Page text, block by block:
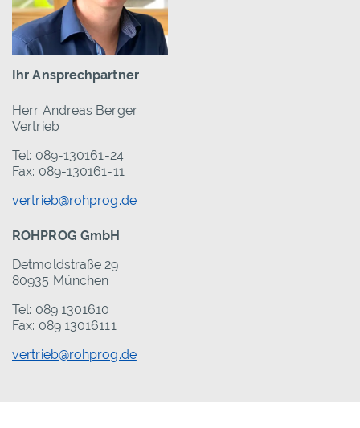
Ihr Ansprechpartner
Herr Andreas Berger
Vertrieb
Tel: 089-130161-24
Fax: 089-130161-11
vertrieb@rohprog.de
ROHPROG GmbH
Detmoldstraße 29
80935 München
Tel: 089 1301610
Fax: 089 13016111
vertrieb@rohprog.de